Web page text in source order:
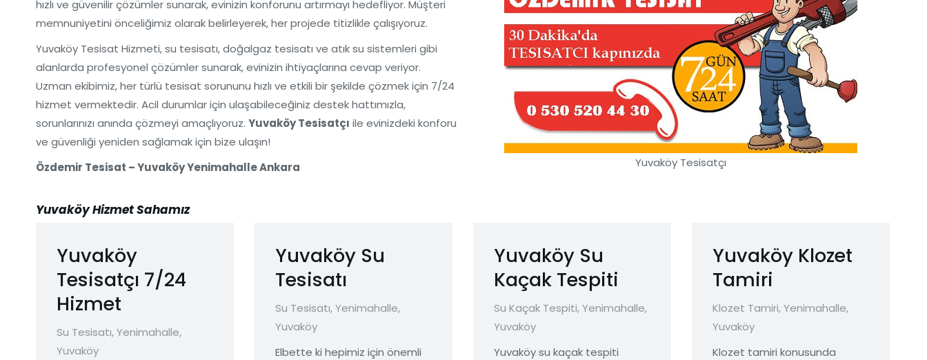
hızlı ve güvenilir çözümler sunarak, evinizin konforunu artırmayı hedefliyor. Müşteri
memnuniyetini önceliğimiz olarak belirleyerek, her projede titizlikle çalışıyoruz.
Yuvaköy Tesisat Hizmeti, su tesisatı, doğalgaz tesisatı ve atık su sistemleri gibi
alanlarda profesyonel çözümler sunarak, evinizin ihtiyaçlarına cevap veriyor.
Uzman ekibimiz, her türlü tesisat sorununu hızlı ve etkili bir şekilde çözmek için 7/24
hizmet vermektedir. Acil durumlar için ulaşabileceğiniz destek hattımızla,
sorunlarınızı anında çözmeyi amaçlıyoruz. Yuvaköy Tesisatçı ile evinizdeki konforu
ve güvenliği yeniden sağlamak için bize ulaşın!
Özdemir Tesisat – Yuvaköy Yenimahalle Ankara
Yuvaköy Tesisatçı
Yuvaköy Hizmet Sahamız
Yuvaköy
Tesisatçı 7/24
Hizmet
Su Tesisatı,Yenimahalle,
Yuvaköy
Yuvaköy Su
Tesisatı
Su Tesisatı,Yenimahalle,
Yuvaköy
Elbette ki hepimiz için önemli
Yuvaköy Su
Kaçak Tespiti
Su Kaçak Tespiti,Yenimahalle,
Yuvaköy
Yuvaköy su kaçak tespiti
Yuvaköy Klozet
Tamiri
Klozet Tamiri,Yenimahalle,
Yuvaköy
Klozet tamiri konusunda